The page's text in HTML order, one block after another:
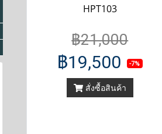
HPT103
฿21,000
฿19,500 -7%
สั่งซื้อสินค้า